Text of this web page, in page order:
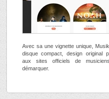
Avec sa une vignette unique,
disque compact, design original
aux sites officiels de
démarquer.